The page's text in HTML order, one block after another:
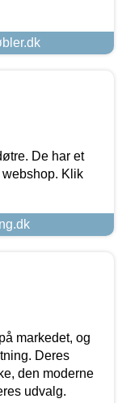
De har et
Klik
markedet, og
Deres
den moderne
udvalg.